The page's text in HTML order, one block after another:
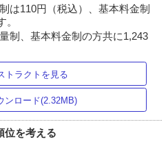
は110円（税込）、基本料金制
制、基本料金制の方共に1,243
トラクトを見る
ンロード(2.32MB)
位を考える